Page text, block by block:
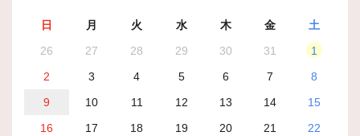
日 月 火 水 木 金
土
26
27 28 29 30 31
1
2
3 4 5 6 7
8
9
10 11 12 13 14
15
16
17 18 19 20 21
22